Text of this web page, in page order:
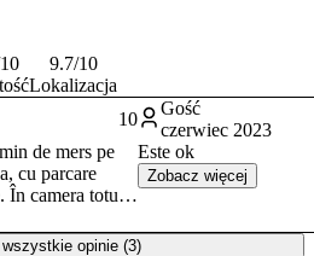
9.7/10
Lokalizacja
10
de mers pe
cu parcare
În camera totul
frigider
de la recepție
Gość
czerwiec 2023
Este ok
Zobacz więcej
opinie (3)